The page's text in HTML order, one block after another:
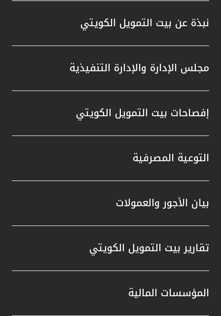
نبذة عن بيت التمويل الكويتي
مجلس الإدارة والإدارة التنفيذية
إفصاحات بيت التمويل الكويتي
التوعية المصرفية
بيان الأجور والعمولات
تقارير بيت التمويل الكويتي
المؤسسات المالية